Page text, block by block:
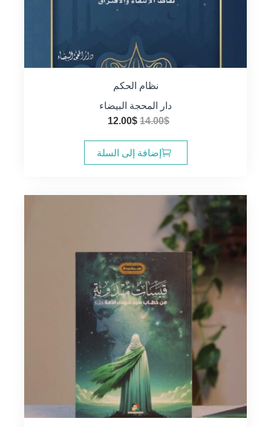
نظام الحكم
دار المحجة البيضاء
14.00$
السعر
هو:
14.00$.
12.00$
هو:
12.00$.
إضافة إلى السلة